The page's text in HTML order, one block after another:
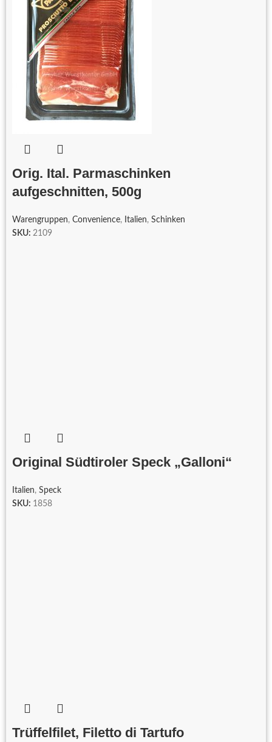
Orig. Ital. Parmaschinken
aufgeschnitten, 500g
Warengruppen, Convenience, Italien, Schinken
SKU: 2109
Original Südtiroler Speck „Galloni“
Italien, Speck
SKU: 1858
Trüffelfilet, Filetto di Tartufo